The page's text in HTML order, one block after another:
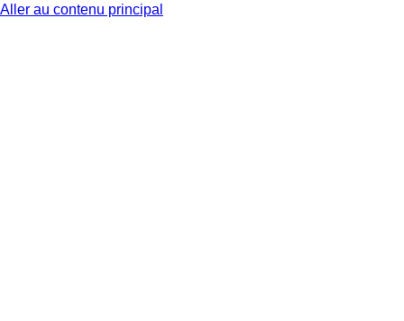
Aller au contenu principal